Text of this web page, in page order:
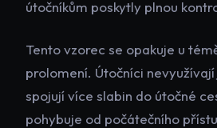
útočníkům poskytly plnou
Tento vzorec se opakuje u
prolomení. Útočníci
spojují více slabin do útočné
pohybuje od počátečního